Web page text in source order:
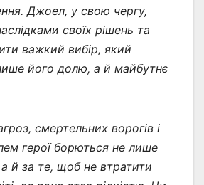
Джоел, у свою чергу,
своїх рішень та
важкий вибір, який
його долю, а й майбутнє
смертельних ворогів і
герої борються не лише
й за те, щоб не втратити